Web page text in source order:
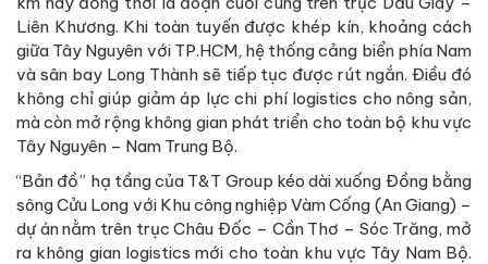
Liên Khương. Khi toàn tuyến được khép kín, khoảng cách
giữa Tây Nguyên với TP.HCM, hệ thống cảng biển phía Nam
và sân bay Long Thành sẽ tiếp tục được rút ngắn. Điều đó
không chỉ giúp giảm áp lực chi phí logistics cho nông sản,
mà còn mở rộng không gian phát triển cho toàn bộ khu vực
Tây Nguyên – Nam Trung Bộ.
“Bản đồ” hạ tầng của T&T Group kéo dài xuống Đồng bằng
sông Cửu Long với Khu công nghiệp Vàm Cống (An Giang) –
dự án nằm trên trục Châu Đốc – Cần Thơ – Sóc Trăng, mở
ra không gian logistics mới cho toàn khu vực Tây Nam Bộ.